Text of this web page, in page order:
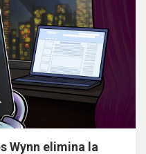
Wynn elimina la